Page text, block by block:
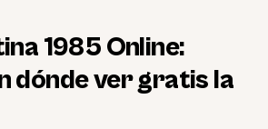
1985 Online:
dónde ver gratis la